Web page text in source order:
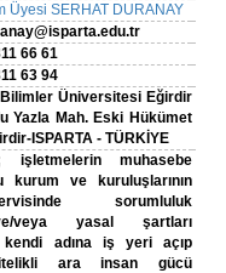
Üyesi SERHAT DURANAY
66 61
63 94
Bilimler Üniversitesi Eğirdir
Yazla Mah. Eski Hükümet
ISPARTA - TÜRKİYE
işletmelerin muhasebe
kurum ve kuruluşlarının
sorumluluk
veya yasal şartları
kendi adına iş yeri açıp
ara insan gücü